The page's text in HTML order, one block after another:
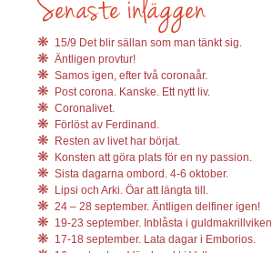
15/9 Det blir sällan som man tänkt sig.
Äntligen provtur!
Samos igen, efter två coronaår.
Post corona. Kanske. Ett nytt liv.
Coronalivet.
Förlöst av Ferdinand.
Resten av livet har börjat.
Konsten att göra plats för en ny passion.
Sista dagarna ombord. 4-6 oktober.
Lipsi och Arki. Öar att längta till.
24 – 28 september. Äntligen delfiner igen!
19-23 september. Inblåsta i guldmakrillviken.
17-18 september. Lata dagar i Emborios.